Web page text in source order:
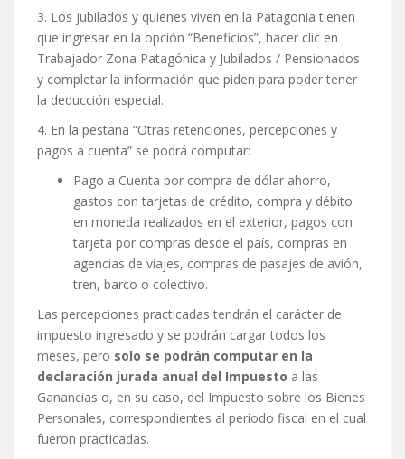
3. Los jubilados y quienes viven en la Patagonia tienen
que ingresar en la opción “Beneficios”, hacer clic en
Trabajador Zona Patagónica y Jubilados / Pensionados
y completar la información que piden para poder tener
la deducción especial.
4. En la pestaña “Otras retenciones, percepciones y
pagos a cuenta” se podrá computar:
Pago a Cuenta por compra de dólar ahorro,
gastos con tarjetas de crédito, compra y débito
en moneda realizados en el exterior, pagos con
tarjeta por compras desde el país, compras en
agencias de viajes, compras de pasajes de avión,
tren, barco o colectivo.
Las percepciones practicadas tendrán el carácter de
impuesto ingresado y se podrán cargar todos los
meses, pero solo se podrán computar en la
declaración jurada anual del Impuesto a las
Ganancias o, en su caso, del Impuesto sobre los Bienes
Personales, correspondientes al período fiscal en el cual
fueron practicadas.